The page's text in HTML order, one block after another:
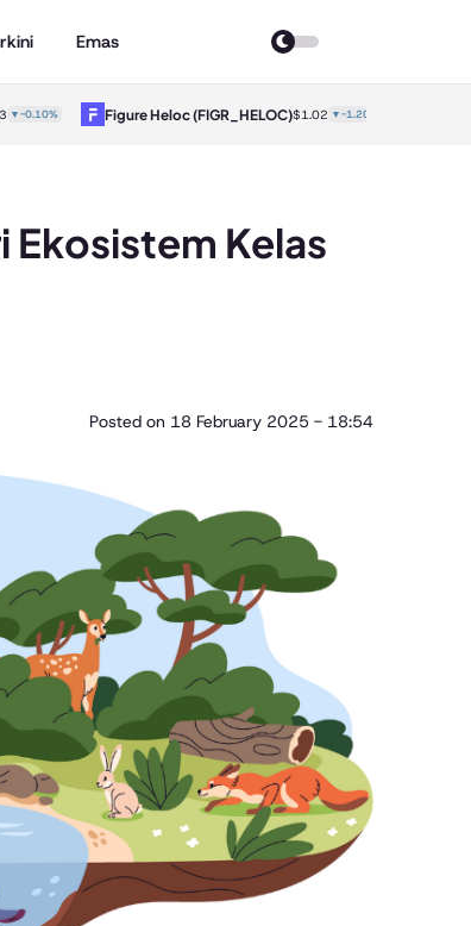
Emas
Figure Heloc(FIGR_HELOC)$1.02 ▼-1.20%
Kelas
Posted on 18 February 2025 - 18:54